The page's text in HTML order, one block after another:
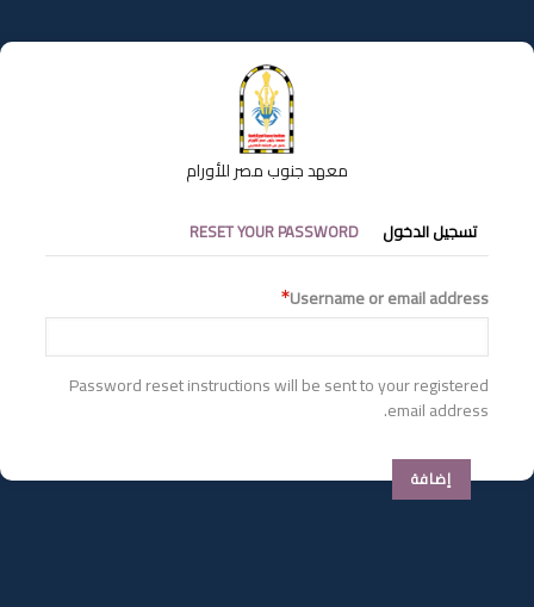
إلى
المحتوى
معهد جنوب مصر للأورام
التبويبات
الأساسية
تسجيل الدخول RESET YOUR PASSWORD
Username or email address
Password reset instructions will be sent to your registered
email address.